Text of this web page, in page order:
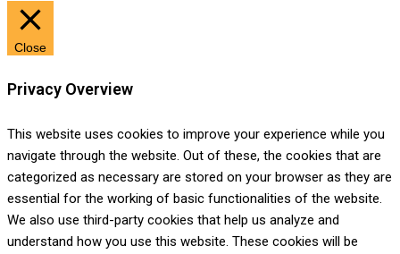
Close
Privacy Overview
This website uses cookies to improve your experience while you
navigate through the website. Out of these, the cookies that are
categorized as necessary are stored on your browser as they are
essential for the working of basic functionalities of the website.
We also use third-party cookies that help us analyze and
understand how you use this website. These cookies will be